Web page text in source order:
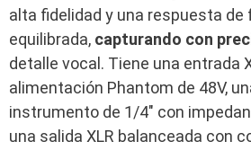
alta fidelidad y una respuesta de
equilibrada, capturando con
detalle vocal. Tiene una entrada
alimentación Phantom de 48V,
instrumento de 1/4″ con
una salida XLR balanceada con